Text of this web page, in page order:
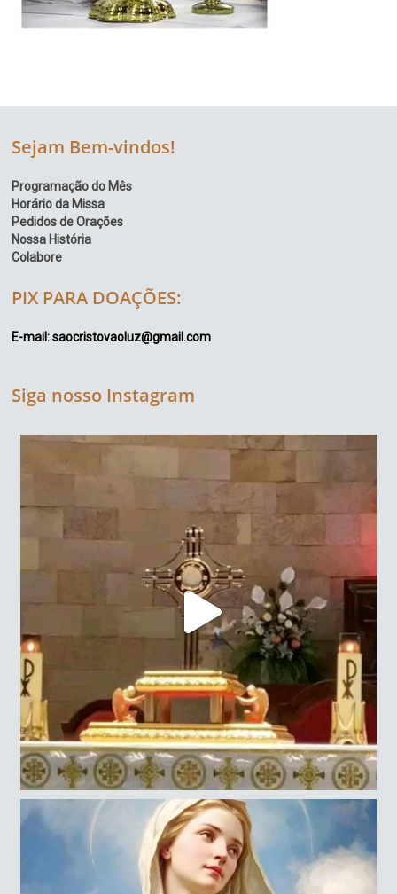
Sejam Bem-vindos!
Programação do Mês
Horário da Missa
Pedidos de Orações
Nossa História
Colabore
PIX PARA DOAÇÕES:
E-mail: saocristovaoluz@gmail.com
Siga nosso Instagram